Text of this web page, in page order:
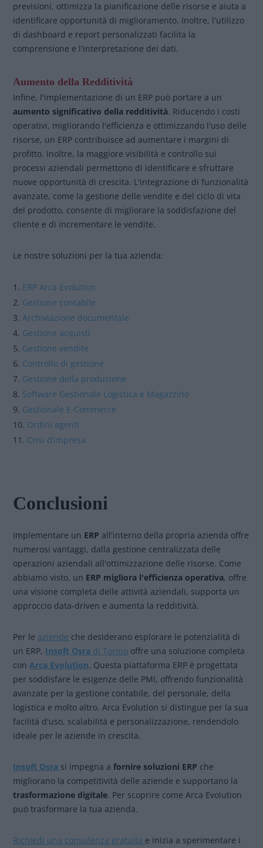
previsioni, ottimizza la pianificazione delle risorse e aiuta a
identificare opportunità di miglioramento. Inoltre, l'utilizzo
di dashboard e report personalizzati facilita la
comprensione e l'interpretazione dei dati.
Aumento della Redditività
Infine, l'implementazione di un ERP può portare a un
aumento significativo della redditività. Riducendo i costi
operativi, migliorando l'efficienza e ottimizzando l'uso delle
risorse, un ERP contribuisce ad aumentare i margini di
profitto. Inoltre, la maggiore visibilità e controllo sui
processi aziendali permettono di identificare e sfruttare
nuove opportunità di crescita. L'integrazione di funzionalità
avanzate, come la gestione delle vendite e del ciclo di vita
del prodotto, consente di migliorare la soddisfazione del
cliente e di incrementare le vendite.
Le nostre soluzioni per la tua azienda:
ERP Arca Evolution
Gestione contabile
Archiviazione documentale
Gestione acquisti
Gestione vendite
Controllo di gestione
Gestione della produzione
Software Gestionale Logistica e Magazzino
Gestionale E-Commerce
Ordini agenti
Crisi d’impresa
Conclusioni
Implementare un ERP all'interno della propria azienda offre
numerosi vantaggi, dalla gestione centralizzata delle
operazioni aziendali all'ottimizzazione delle risorse. Come
abbiamo visto, un ERP migliora l'efficienza operativa, offre
una visione completa delle attività aziendali, supporta un
approccio data-driven e aumenta la redditività.
Per le aziende che desiderano esplorare le potenzialità di
un ERP, Insoft Osra di Torino offre una soluzione completa
conArca Evolution. Questa piattaforma ERP è progettata
per soddisfare le esigenze delle PMI, offrendo funzionalità
avanzate per la gestione contabile, del personale, della
logistica e molto altro. Arca Evolution si distingue per la sua
facilità d'uso, scalabilità e personalizzazione, rendendolo
ideale per le aziende in crescita.
Insoft Osra si impegna afornire soluzioni ERP che
migliorano la competitività delle aziende e supportano la
trasformazione digitale. Per scoprire come Arca Evolution
può trasformare la tua azienda.
Richiedi una consulenza gratuita e inizia a sperimentare i